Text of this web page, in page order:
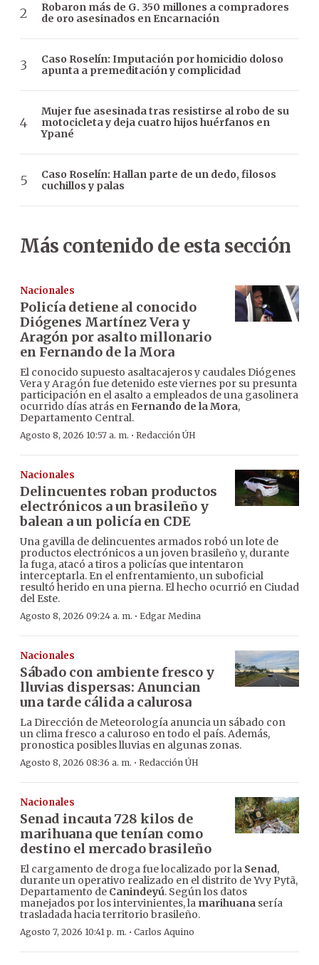
Robaron más de G. 350 millones a compradores
de oro asesinados en Encarnación
Caso Roselín: Imputación por homicidio doloso
apunta a premeditación y complicidad
Mujer fue asesinada tras resistirse al robo de su
motocicleta y deja cuatro hijos huérfanos en
Ypané
Caso Roselín: Hallan parte de un dedo, filosos
cuchillos y palas
Más contenido de esta sección
Nacionales
Policía detiene al conocido
Diógenes Martínez Vera y
Aragón por asalto millonario
en Fernando de la Mora
El conocido supuesto asaltacajeros y caudales Diógenes
Vera y Aragón fue detenido este viernes por su presunta
participación en el asalto a empleados de una gasolinera
ocurrido días atrás enFernando de la Mora,
Departamento Central.
Agosto 8, 2026 10:57 a. m. · Redacción ÚH
Nacionales
Delincuentes roban productos
electrónicos a un brasileño y
balean a un policía en CDE
Una gavilla de delincuentes armados robó un lote de
productos electrónicos a un joven brasileño y, durante
la fuga, atacó a tiros a policías que intentaron
interceptarla. En el enfrentamiento, un suboficial
resultó herido en una pierna. El hecho ocurrió en Ciudad
del Este.
Agosto 8, 2026 09:24 a. m. · Edgar Medina
Nacionales
Sábado con ambiente fresco y
lluvias dispersas: Anuncian
una tarde cálida a calurosa
La Dirección de Meteorología anuncia un sábado con
un clima fresco a caluroso en todo el país. Además,
pronostica posibles lluvias en algunas zonas.
Agosto 8, 2026 08:36 a. m. · Redacción ÚH
Nacionales
Senad incauta 728 kilos de
marihuana que tenían como
destino el mercado brasileño
El cargamento de droga fue localizado por la Senad,
durante un operativo realizado en el distrito de Yvy Pytã,
Departamento de Canindeyú. Según los datos
manejados por los intervinientes, la marihuana sería
trasladada hacia territorio brasileño.
Agosto 7, 2026 10:41 p. m. · Carlos Aquino